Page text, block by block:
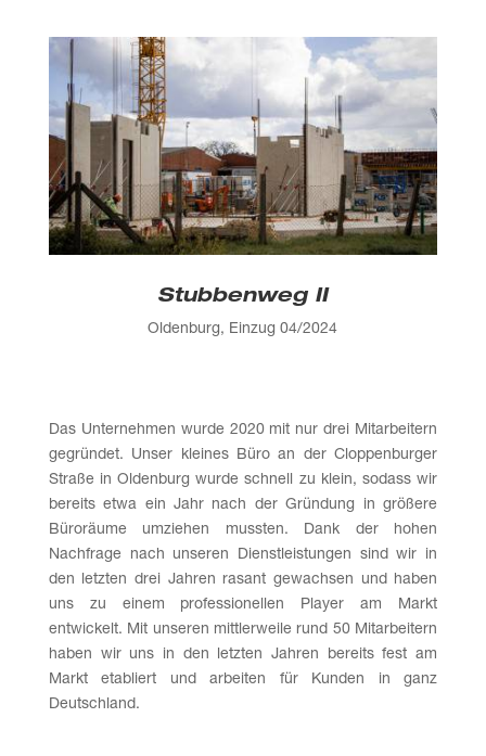
Stubbenweg II
Oldenburg, Einzug 04/2024
Das Unternehmen wurde 2020 mit nur drei Mitarbeitern
gegründet. Unser kleines Büro an der Cloppenburger
Straße in Oldenburg wurde schnell zu klein, sodass wir
bereits etwa ein Jahr nach der Gründung in größere
Büroräume umziehen mussten. Dank der hohen
Nachfrage nach unseren Dienst­leistungen sind wir in
den letzten drei Jahren rasant gewachsen und haben
uns zu einem professionellen Player am Markt
entwickelt. Mit unseren mittler­weile rund 50 Mitarbeitern
haben wir uns in den letzten Jahren bereits fest am
Markt etabliert und arbeiten für Kunden in ganz
Deutschland.